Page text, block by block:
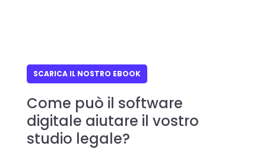
SCARICA IL NOSTRO EBOOK
Come può il software
digitale aiutare il vostro
studio legale?